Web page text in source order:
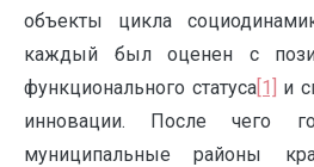
объекты цикла
каждый был оценен с
функционального статуса[1]
и
инновации. После чего
муниципальные районы